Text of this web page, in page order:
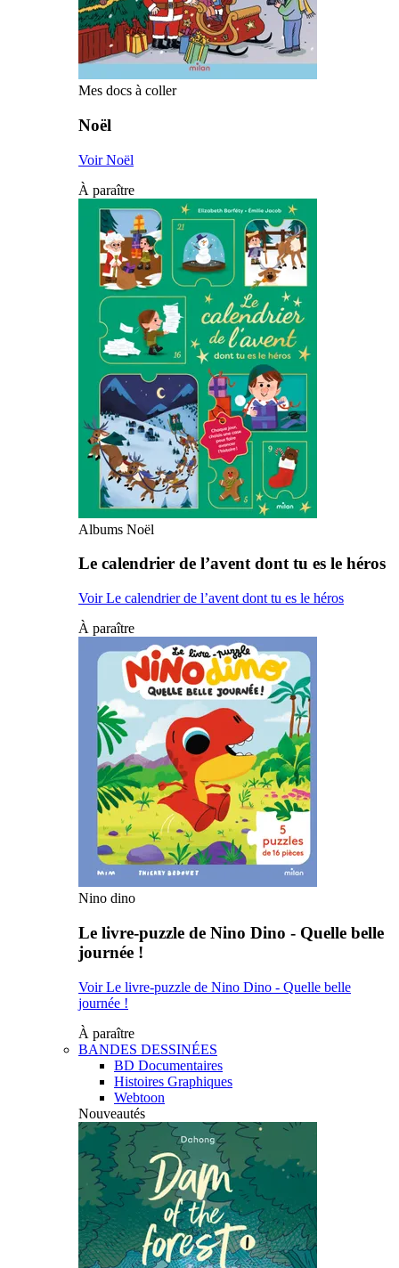
Mes docs à coller
Noël
Voir Noël
À paraître
Albums Noël
Le calendrier de l’avent dont tu es le héros
Voir Le calendrier de l’avent dont tu es le héros
À paraître
Nino dino
Le livre-puzzle de Nino Dino - Quelle belle
journée !
Voir Le livre-puzzle de Nino Dino - Quelle belle
journée !
À paraître
BANDES DESSINÉES
BD Documentaires
Histoires Graphiques
Webtoon
Nouveautés